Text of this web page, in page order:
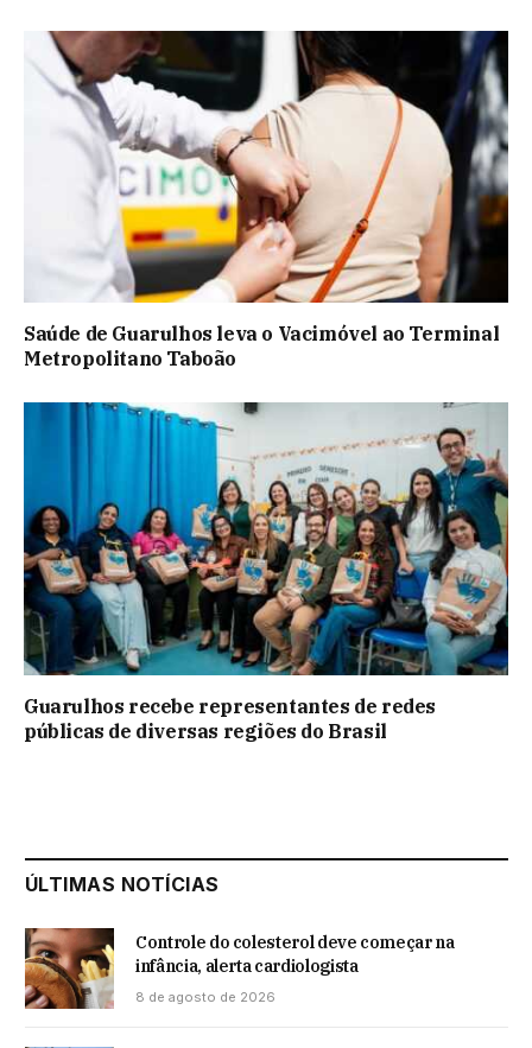
Saúde de Guarulhos leva o Vacimóvel ao Terminal
Metropolitano Taboão
Guarulhos recebe representantes de redes
públicas de diversas regiões do Brasil
ÚLTIMAS NOTÍCIAS
Controle do colesterol deve começar na
infância, alerta cardiologista
8 de agosto de 2026